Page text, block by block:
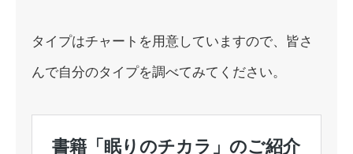
タイプはチャートを用意していますので、皆さ
んで自分のタイプを調べてみてください。